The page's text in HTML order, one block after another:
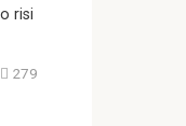
risi
279